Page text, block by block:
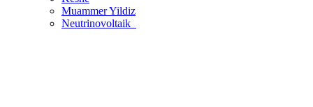
Muammer Yildiz
Neutrinovoltaik